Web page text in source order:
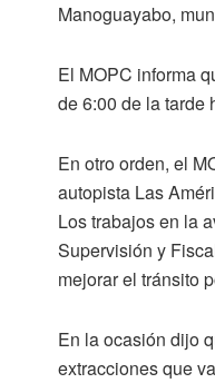
Manoguayabo,
El MOPC informa
de 6:00 de la tarde
En otro orden, el
autopista Las
Los trabajos en la
Supervisión y
mejorar el tránsito
En la ocasión dijo
extracciones que